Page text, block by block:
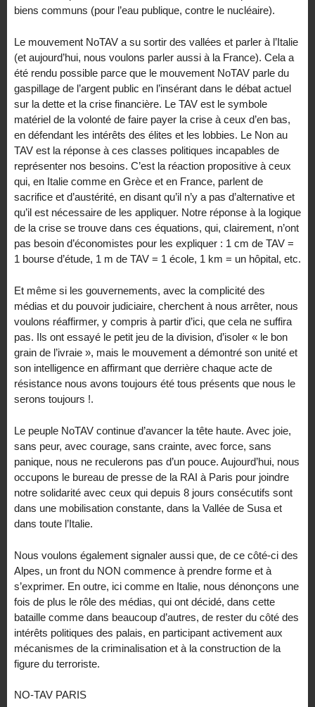
biens communs (pour l’eau publique, contre le nucléaire).
Le mouvement NoTAV a su sortir des vallées et parler à l’Italie
(et aujourd’hui, nous voulons parler aussi à la France). Cela a
été rendu possible parce que le mouvement NoTAV parle du
gaspillage de l’argent public en l’insérant dans le débat actuel
sur la dette et la crise financière. Le TAV est le symbole
matériel de la volonté de faire payer la crise à ceux d’en bas,
en défendant les intérêts des élites et les lobbies. Le Non au
TAV est la réponse à ces classes politiques incapables de
représenter nos besoins. C’est la réaction propositive à ceux
qui, en Italie comme en Grèce et en France, parlent de
sacrifice et d’austérité, en disant qu’il n’y a pas d’alternative et
qu’il est nécessaire de les appliquer. Notre réponse à la logique
de la crise se trouve dans ces équations, qui, clairement, n’ont
pas besoin d’économistes pour les expliquer : 1 cm de TAV =
1 bourse d’étude, 1 m de TAV = 1 école, 1 km = un hôpital, etc.
Et même si les gouvernements, avec la complicité des
médias et du pouvoir judiciaire, cherchent à nous arrêter, nous
voulons réaffirmer, y compris à partir d’ici, que cela ne suffira
pas. Ils ont essayé le petit jeu de la division, d’isoler « le bon
grain de l’ivraie », mais le mouvement a démontré son unité et
son intelligence en affirmant que derrière chaque acte de
résistance nous avons toujours été tous présents que nous le
serons toujours !.
Le peuple NoTAV continue d’avancer la tête haute. Avec joie,
sans peur, avec courage, sans crainte, avec force, sans
panique, nous ne reculerons pas d’un pouce. Aujourd’hui, nous
occupons le bureau de presse de la RAI à Paris pour joindre
notre solidarité avec ceux qui depuis 8 jours consécutifs sont
dans une mobilisation constante, dans la Vallée de Susa et
dans toute l’Italie.
Nous voulons également signaler aussi que, de ce côté-ci des
Alpes, un front du NON commence à prendre forme et à
s’exprimer. En outre, ici comme en Italie, nous dénonçons une
fois de plus le rôle des médias, qui ont décidé, dans cette
bataille comme dans beaucoup d’autres, de rester du côté des
intérêts politiques des palais, en participant activement aux
mécanismes de la criminalisation et à la construction de la
figure du terroriste.
NO-TAV PARIS